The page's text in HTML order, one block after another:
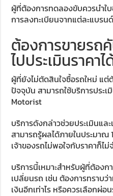
ผู้ที่ต้องการทดลองขับควรนำใ
การลงทะเบียนจากแต่ละแบรน
ต้องการขายรถ
ไปประเมินราคา
ผู้ที่ยังไม่ตัดสินใจซื้อรถใหม่ แต่
ปัจจุบัน สามารถใช้บริการประ
Motorist
บริการดังกล่าวช่วยประเมินแล
สามารถรู้ผลได้ภายในประมาณ
เจ้าของรถไม่พอใจกับราคาก็ไ
บริการนี้เหมาะสำหรับผู้ที่ต้อง
เปลี่ยนรถ เช่น ต้องการทราบ
เงินอีกเท่าไร หรือควรเลือกผ่อ